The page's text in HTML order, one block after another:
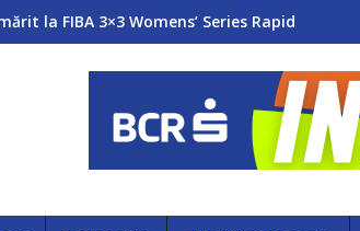
la FIBA 3×3 Womens’ Series Rapid